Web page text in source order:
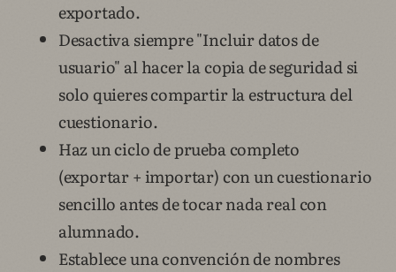
exportado.
Desactiva siempre "Incluir datos de
usuario" al hacer la copia de seguridad si
solo quieres compartir la estructura del
cuestionario.
Haz un ciclo de prueba completo
(exportar + importar) con un cuestionario
sencillo antes de tocar nada real con
alumnado.
Establece una convención de nombres